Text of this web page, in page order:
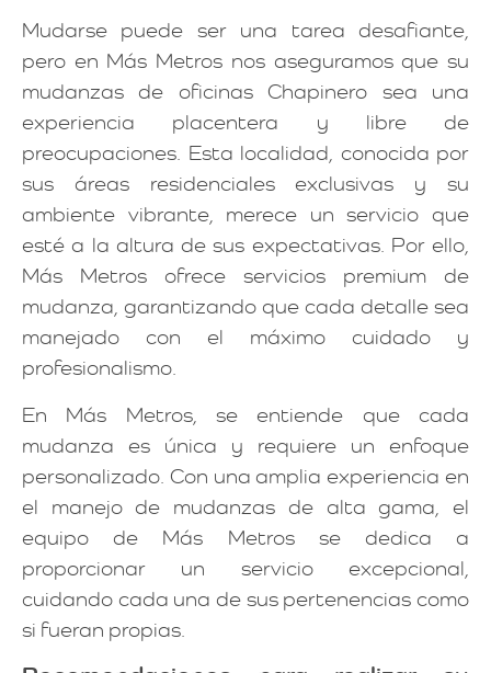
Mudarse puede ser una tarea desafiante,
pero en Más Metros nos aseguramos que su
mudanzas de oficinas Chapinero sea una
experiencia placentera y libre de
preocupaciones. Esta localidad, conocida por
sus áreas residenciales exclusivas y su
ambiente vibrante, merece un servicio que
esté a la altura de sus expectativas. Por ello,
Más Metros ofrece servicios premium de
mudanza, garantizando que cada detalle sea
manejado con el máximo cuidado y
profesionalismo.
En Más Metros, se entiende que cada
mudanza es única y requiere un enfoque
personalizado. Con una amplia experiencia en
el manejo de mudanzas de alta gama, el
equipo de Más Metros se dedica a
proporcionar un servicio excepcional,
cuidando cada una de sus pertenencias como
si fueran propias.